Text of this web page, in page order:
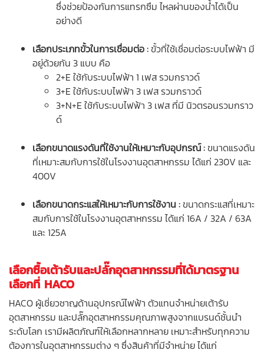
ซึ่งช่วยป้องกันการแทรกซึม ไหลผ่านของน้ำได้เป็น
อย่างดี
เลือกประเภทขั้วในการเชื่อมต่อ :ขั้วที่ใช้เชื่อมต่อระบบไฟฟ้า มี
อยู่ด้วยกัน 3 แบบ คือ
2+E ใช้กับระบบไฟฟ้า 1 เฟส รวมกราวด์
3+E ใช้กับระบบไฟฟ้า 3 เฟส รวมกราวด์
3+N+E ใช้กับระบบไฟฟ้า 3 เฟส ที่มี นิวตรอนรวมกราว
ด์
เลือกขนาดแรงดันที่ใช้งานให้เหมาะกับอุปกรณ์ :ขนาดแรงดัน
ที่เหมาะสมกับการใช้ในโรงงานอุตสาหกรรม ได้แก่ 230V และ
400V
เลือกขนาดกระแสให้เหมาะกับการใช้งาน :ขนาดกระแสที่เหมาะ
สมกับการใช้ในโรงงานอุตสาหกรรม ได้แก่ 16A / 32A / 63A
และ 125A
เลือกซื้อเต้ารับและปลั๊กอุตสาหกรรมที่ได้มาตรฐาน
เลือกที่ HACO
HACO ผู้เชี่ยวชาญด้านอุปกรณ์ไฟฟ้า ตัวแทนจำหน่ายเต้ารับ
อุตสาหกรรม และปลั๊กอุตสาหกรรมคุณภาพสูงจากแบรนด์ชั้นนำ
ระดับโลก เรามีผลิตภัณฑ์ให้เลือกหลากหลาย เหมาะสำหรับทุกความ
ต้องการในอุตสาหกรรมต่าง ๆ ซึ่งสินค้าที่มีจำหน่าย ได้แก่